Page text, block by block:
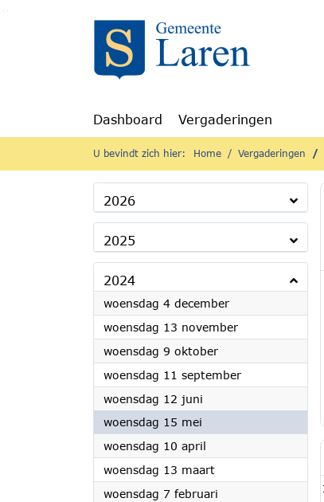
Ga naar de inhoud van deze pagina
Ga naar het zoeken
Ga naar het menu
Dashboard Vergaderingen
U bevindt zich hier: Home Vergaderingen
2026
2025
2024
woensdag 4 december2024
woensdag 13 november2024
woensdag 9 oktober2024
woensdag 11 september2024
woensdag 12 juni
woensdag 15 mei
woensdag 10 april
woensdag 13 maart2024
woensdag 7 februari